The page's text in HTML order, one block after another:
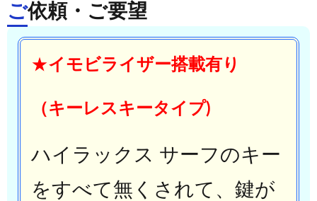
ご依頼・ご要望
★イモビライザー搭載有り
（キーレスキータイプ)
ハイラックス サーフのキー
をすべて無くされて、鍵が